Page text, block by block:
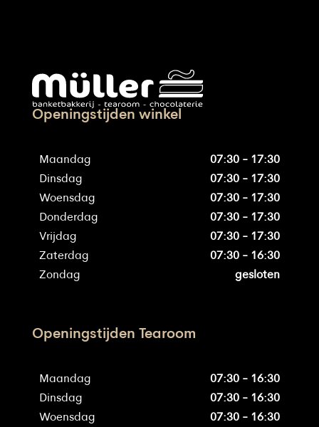
Openingstijden winkel
Maandag
07:30 - 17:30
Dinsdag
07:30 - 17:30
Woensdag
07:30 - 17:30
Donderdag
07:30 - 17:30
Vrijdag
07:30 - 17:30
Zaterdag
07:30 - 16:30
Zondag
gesloten
Openingstijden Tearoom
Maandag
07:30 - 16:30
Dinsdag
07:30 - 16:30
Woensdag
07:30 - 16:30